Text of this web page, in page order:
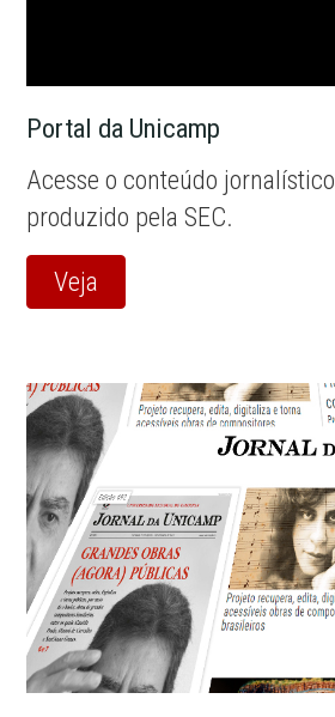
Portal da Unicamp
Acesse o conteúdo jornalístico
produzido pela SEC.
Veja